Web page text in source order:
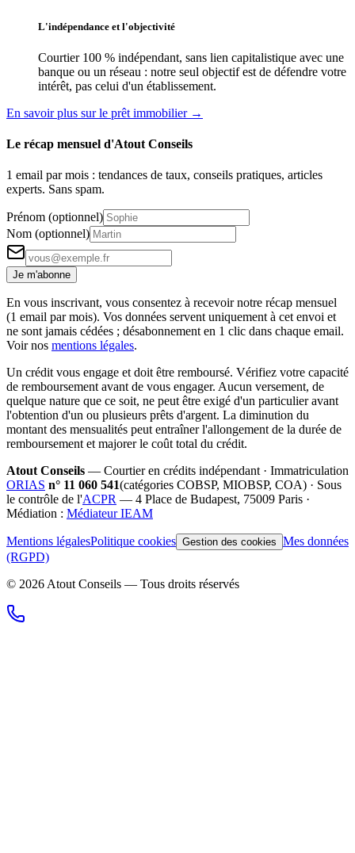
L'indépendance et l'objectivité
Courtier 100 % indépendant, sans lien capitalistique avec une
banque ou un réseau : notre seul objectif est de défendre votre
intérêt, pas celui d'un établissement.
En savoir plus sur le prêt immobilier →
Le récap mensuel d'Atout Conseils
1 email par mois : tendances de taux, conseils pratiques, articles
experts. Sans spam.
Prénom (optionnel)
Nom (optionnel)
Je m'abonne
En vous inscrivant, vous consentez à recevoir notre récap mensuel
(1 email par mois). Vos données servent uniquement à cet envoi et
ne sont jamais cédées ; désabonnement en 1 clic dans chaque email.
Voir nos mentions légales.
Un crédit vous engage et doit être remboursé. Vérifiez votre capacité
de remboursement avant de vous engager. Aucun versement, de
quelque nature que ce soit, ne peut être exigé d'un particulier avant
l'obtention d'un ou plusieurs prêts d'argent. La diminution du
montant des mensualités peut entraîner l'allongement de la durée de
remboursement et majorer le coût total du crédit.
Atout Conseils — Courtier en crédits indépendant · Immatriculation
ORIAS n° 11 060 541(catégories COBSP, MIOBSP, COA) · Sous
le contrôle de l'ACPR — 4 Place de Budapest, 75009 Paris ·
Médiation : Médiateur IEAM
Mentions légalesPolitique cookies Gestion des cookies Mes données
(RGPD)
© 2026Atout Conseils — Tous droits réservés